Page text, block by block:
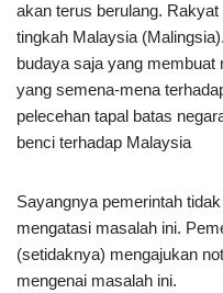
akan terus berulang.
tingkah Malaysia
budaya saja yang membuat
yang semena-mena
pelecehan tapal batas
benci terhadap Malaysia
Sayangnya pemerintah
mengatasi masalah ini.
(setidaknya) mengajukan
mengenai masalah ini.